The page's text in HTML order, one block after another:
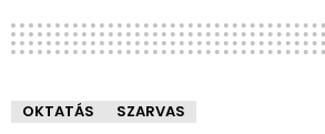
OKTATÁS SZARVAS